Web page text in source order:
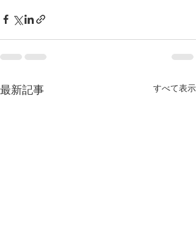
最新記事 すべて表示